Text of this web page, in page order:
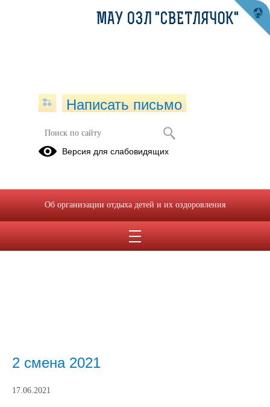
2 смена 2021
17.06.2021
МАУ ОЗЛ "СВЕТЛЯЧОК"
Написать письмо
Версия для слабовидящих
Об организации отдыха детей и их оздоровления